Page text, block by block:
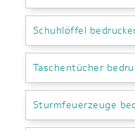
Schuhlöffel
Taschentücher
Sturmfeuerzeuge